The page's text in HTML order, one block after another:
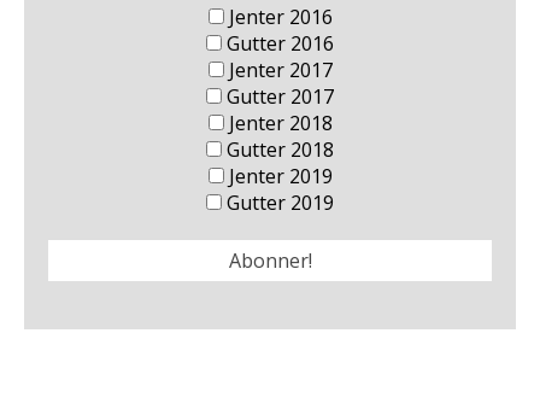
Jenter 2016
Gutter 2016
Jenter 2017
Gutter 2017
Jenter 2018
Gutter 2018
Jenter 2019
Gutter 2019